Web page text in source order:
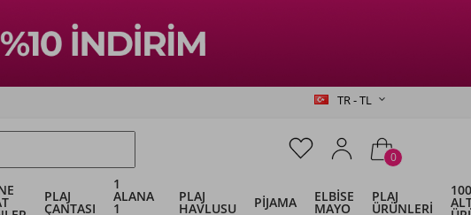
TR - TL
0
PLAJ
ÇANTASI
1
ALANA
1
PLAJ
HAVLUSU PİJAMA ELBİSE
MAYO
PLAJ
ÜRÜNLERİ